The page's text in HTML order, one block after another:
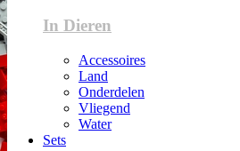
In Dieren
Accessoires
Land
Onderdelen
Vliegend
Water
Sets